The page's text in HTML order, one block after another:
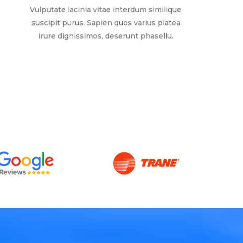
Vulputate lacinia vitae interdum similique
suscipit purus. Sapien quos varius platea
irure dignissimos, deserunt phasellu.